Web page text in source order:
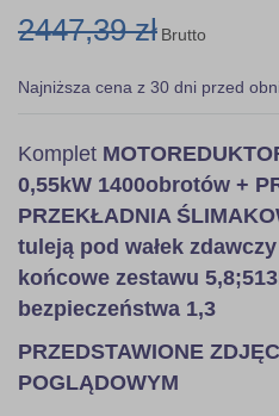
2447,39 zł Brutto
Najniższa cena z 30 dni przed
Komplet
0,55kW 1400obrotów +
PRZEKŁADNIA
tuleją pod wałek
końcowe zestawu
bezpieczeństwa 1,3
PRZEDSTAWIONE
POGLĄDOWYM